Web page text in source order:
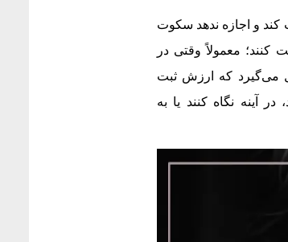
و اجازه ندهد سکوت
معمولاً وقتی در
می‌گیرد که ارزش ثبت
آینه نگاه کنند یا به